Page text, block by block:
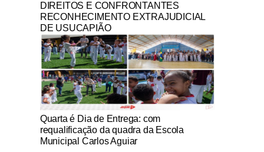
DIREITOS E CONFRONTANTES
RECONHECIMENTO EXTRAJUDICIAL
DE USUCAPIÃO
Notícias Católicas
Quarta é Dia de Entrega: com
requalificação da quadra da Escola
Municipal Carlos Aguiar